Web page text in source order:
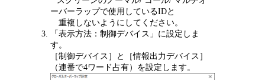
ーバーラップで使用しているIDと
重複しないようにしてください。
「表示方法：制御デバイス」に設定しま
す。
［制御デバイス］と［情報出力デバイス］
（連番で4ワード占有）を設定します。